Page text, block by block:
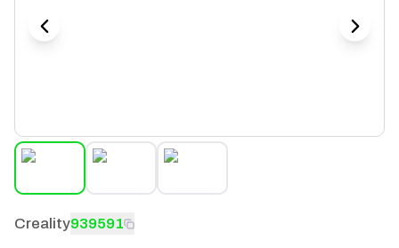
Creality939591